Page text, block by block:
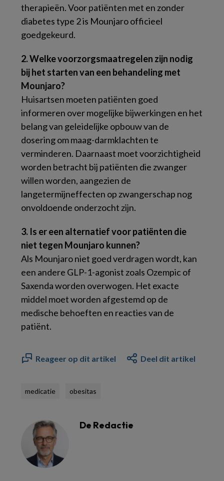
therapieën. Voor patiënten met en zonder
diabetes type 2 is Mounjaro officieel
goedgekeurd.
2. Welke voorzorgsmaatregelen zijn nodig
bij het starten van een behandeling met
Mounjaro?
Huisartsen moeten patiënten goed
informeren over mogelijke bijwerkingen en het
belang van geleidelijke opbouw van de
dosering om maag-darmklachten te
verminderen. Daarnaast moet voorzichtigheid
worden betracht bij patiënten die zwanger
willen worden, aangezien de
langetermijneffecten op zwangerschap nog
onvoldoende onderzocht zijn.
3. Is er een alternatief voor patiënten die
niet tegen Mounjaro kunnen?
Als Mounjaro niet goed verdragen wordt, kan
een andere GLP-1-agonist zoals Ozempic of
Saxenda worden overwogen. Het exacte
middel moet worden afgestemd op de
medische behoeften en reacties van de
patiënt.
Reageer op dit artikel Deel dit artikel
medicatie obesitas
De Redactie